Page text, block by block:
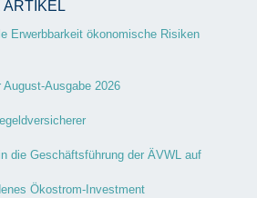
ARTIKEL
Erwerbbarkeit ökonomische Risiken
Ausgabe 2026
die Geschäftsführung der ÄVWL auf
Ökostrom-Investment